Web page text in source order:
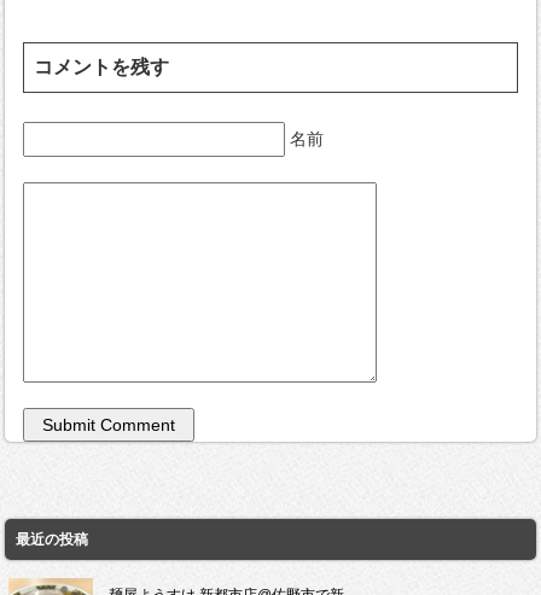
コメントを残す
名前
最近の投稿